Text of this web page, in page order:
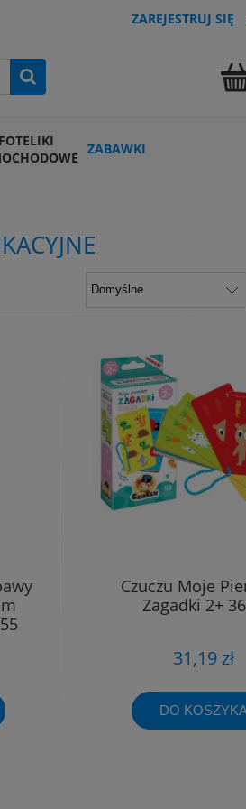
ZAREJESTRUJ SIĘ
FOTELIKI
ZABAWKI
Czuczu Moje
Zagadki 2+
31,19 zł
DO